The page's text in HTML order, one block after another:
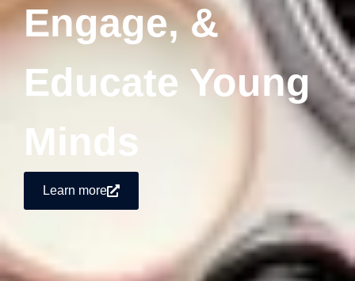
Engage, &
Educate Young
Minds
Learn more